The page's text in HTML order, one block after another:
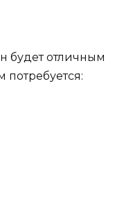
будет отличным
потребуется: